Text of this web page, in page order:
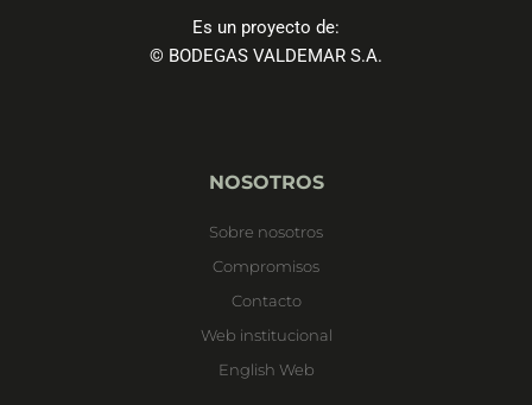
Es un proyecto de:
© BODEGAS VALDEMAR S.A.
NOSOTROS
Sobre nosotros
Compromisos
Contacto
Web institucional
English Web